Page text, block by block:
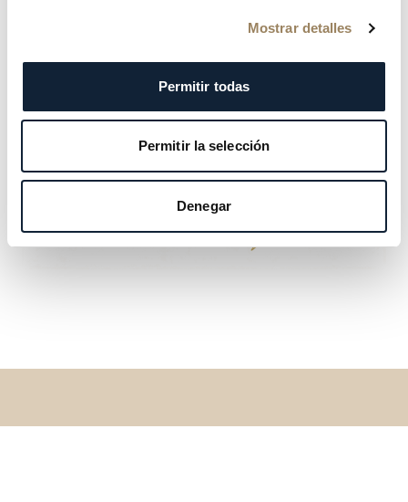
Mostrar detalles
Permitir todas
Permitir la selección
Denegar